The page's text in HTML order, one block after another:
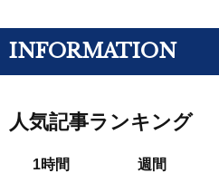
INFORMATION
人気記事ランキング
1時間 週間